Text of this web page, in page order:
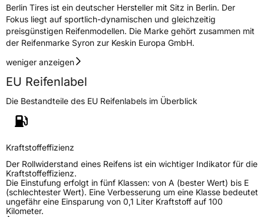
Berlin Tires ist ein deutscher Hersteller mit Sitz in Berlin. Der
Fokus liegt auf sportlich-dynamischen und gleichzeitig
preisgünstigen Reifenmodellen. Die Marke gehört zusammen mit
der Reifenmarke Syron zur Keskin Europa GmbH.
weniger anzeigen
EU Reifenlabel
Die Bestandteile des EU Reifenlabels im Überblick
Kraftstoffeffizienz
Der Rollwiderstand eines Reifens ist ein wichtiger Indikator für die
Kraftstoffeffizienz.
Die Einstufung erfolgt in fünf Klassen: von A (bester Wert) bis E
(schlechtester Wert). Eine Verbesserung um eine Klasse bedeutet
ungefähr eine Einsparung von 0,1 Liter Kraftstoff auf 100
Kilometer.